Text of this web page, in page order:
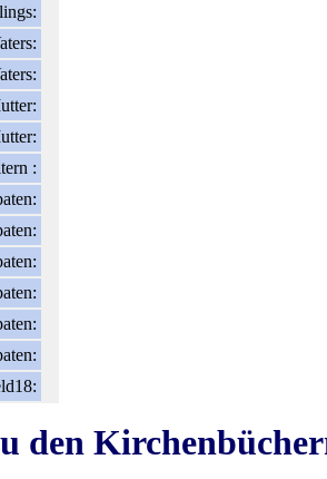
:
den